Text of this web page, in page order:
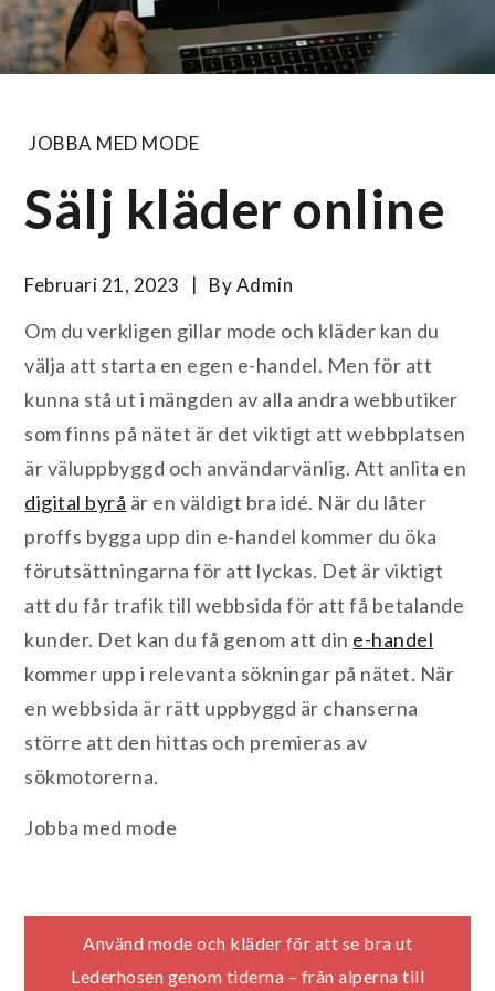
JOBBA MED MODE
Sälj kläder online
Februari 21, 2023 ByAdmin
Om du verkligen gillar mode och kläder kan du
välja att starta en egen e-handel. Men för att
kunna stå ut i mängden av alla andra webbutiker
som finns på nätet är det viktigt att webbplatsen
är väluppbyggd och användarvänlig. Att anlita en
digital byrå är en väldigt bra idé. När du låter
proffs bygga upp din e-handel kommer du öka
förutsättningarna för att lyckas. Det är viktigt
att du får trafik till webbsida för att få betalande
kunder. Det kan du få genom att din e-handel
kommer upp i relevanta sökningar på nätet. När
en webbsida är rätt uppbyggd är chanserna
större att den hittas och premieras av
sökmotorerna.
Jobba med mode
Inläggsnavigering
Använd mode och kläder för att se bra ut
Lederhosen genom tiderna – från alperna till